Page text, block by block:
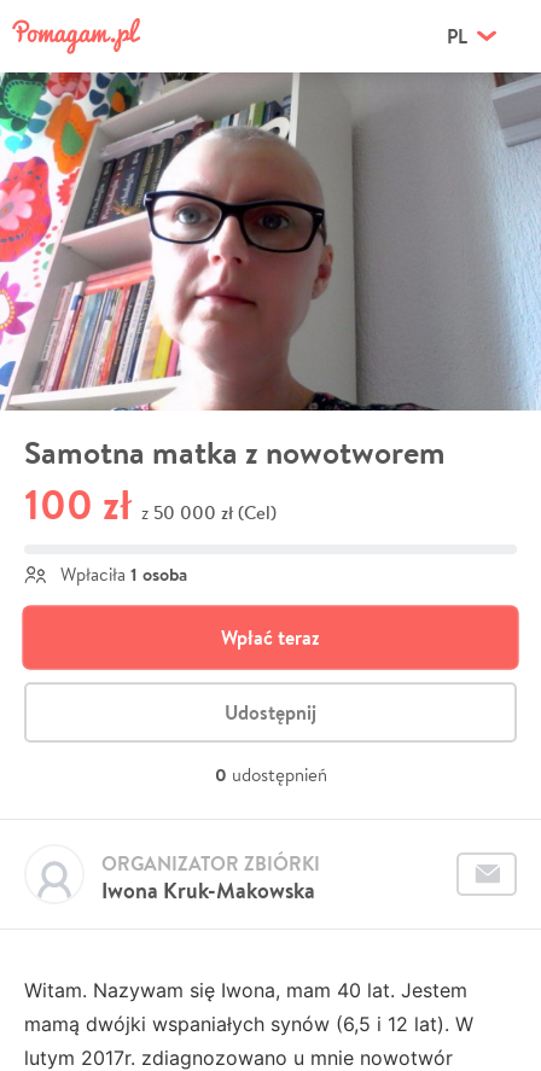
PL
Samotna matka z nowotworem
100 zł z 50 000 zł (Cel)
Wpłaciła 1 osoba
Wpłać teraz
Udostępnij
0 udostępnień
Iwona Kruk-Makowska
ORGANIZATOR ZBIÓRKI
Witam. Nazywam się Iwona, mam 40 lat. Jestem
mamą dwójki wspaniałych synów (6,5 i 12 lat). W
lutym 2017r. zdiagnozowano u mnie nowotwór